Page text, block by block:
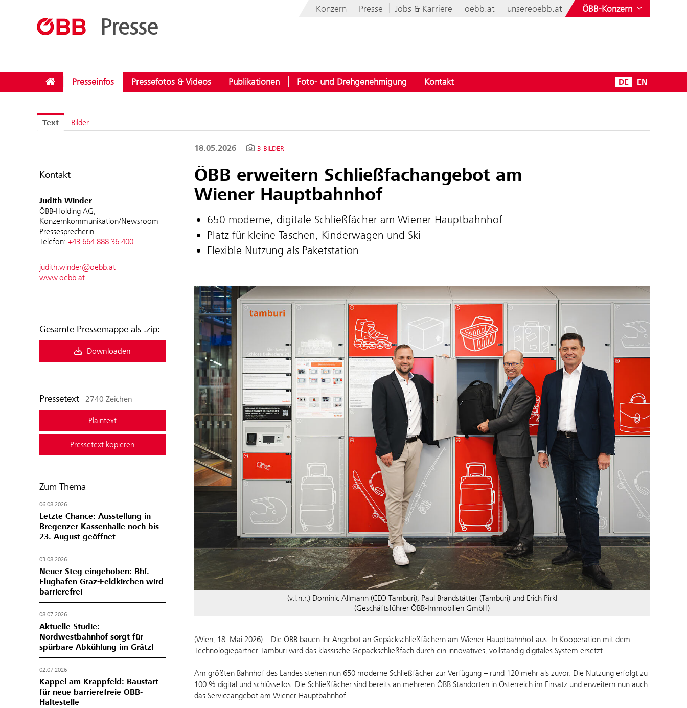
Presse
Konzern Presse Jobs & Karriere oebb.at unsereoebb.at ÖBB-Konzern
Presseinfos Pressefotos & Videos Publikationen Foto- und Drehgenehmigung Kontakt DE EN
Text Bilder
Kontakt
Judith Winder
ÖBB-Holding AG,
Konzernkommunikation/Newsroom
Pressesprecherin
Telefon: +43 664 888 36 400
judith.winder@oebb.at
www.oebb.at
Gesamte Pressemappe als .zip:
Downloaden
Pressetext 2740 Zeichen
Plaintext
Pressetext kopieren
Zum Thema
06.08.2026
Letzte Chance: Ausstellung in
Bregenzer Kassenhalle noch bis
23. August geöffnet
03.08.2026
Neuer Steg eingehoben: Bhf.
Flughafen Graz-Feldkirchen wird
barrierefrei
08.07.2026
Aktuelle Studie:
Nordwestbahnhof sorgt für
spürbare Abkühlung im Grätzl
02.07.2026
Kappel am Krappfeld: Baustart
für neue barrierefreie ÖBB-
Haltestelle
18.05.2026 3 BILDER
ÖBB erweitern Schließfachangebot am
Wiener Hauptbahnhof
650 moderne, digitale Schließfächer am Wiener Hauptbahnhof
Platz für kleine Taschen, Kinderwagen und Ski
Flexible Nutzung als Paketstation
(v.l.n.r.) Dominic Allmann (CEO Tamburi), Paul Brandstätter (Tamburi) und Erich Pirkl
(Geschäftsführer ÖBB-Immobilien GmbH)
(Wien, 18. Mai 2026) – Die ÖBB bauen ihr Angebot an Gepäckschließfächern am Wiener Hauptbahnhof aus. In Kooperation mit dem
Technologiepartner Tamburi wird das klassische Gepäckschließfach durch ein innovatives, vollständig digitales System ersetzt.
Am größten Bahnhof des Landes stehen nun 650 moderne Schließfächer zur Verfügung – rund 120 mehr als zuvor. Die Nutzung erfolgt zu
100 % digital und schlüssellos. Die Schließfächer sind bereits an mehreren ÖBB Standorten in Österreich im Einsatz und erweitern nun auch
das Serviceangebot am Wiener Hauptbahnhof.